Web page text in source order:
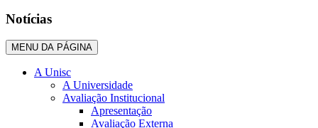
Notícias
MENU DA PÁGINA
A Unisc
A Universidade
Avaliação Institucional
Apresentação
Avaliação Externa